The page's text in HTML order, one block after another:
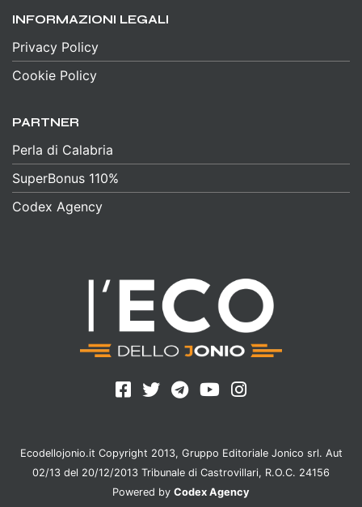
INFORMAZIONI LEGALI
Privacy Policy
Cookie Policy
PARTNER
Perla di Calabria
SuperBonus 110%
Codex Agency
Ecodellojonio.it Copyright 2013, Gruppo Editoriale Jonico srl. Aut
02/13 del 20/12/2013 Tribunale di Castrovillari, R.O.C. 24156
Powered by Codex Agency